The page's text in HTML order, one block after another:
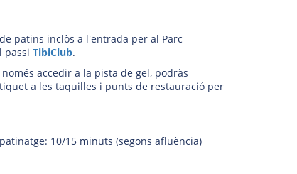
patins inclòs a l'entrada per al Parc
passiTibiClub.
només accedir a la pista de gel, podràs
a les taquilles i punts de restauració per
10/15 minuts (segons afluència)